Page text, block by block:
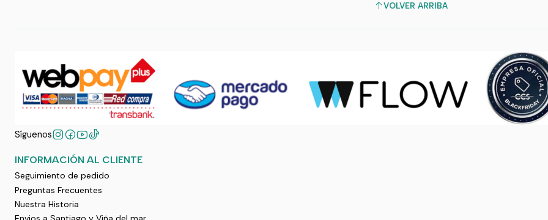
VOLVER ARRIBA
Síguenos
INFORMACIÓN AL CLIENTE
Seguimiento de pedido
Preguntas Frecuentes
Nuestra Historia